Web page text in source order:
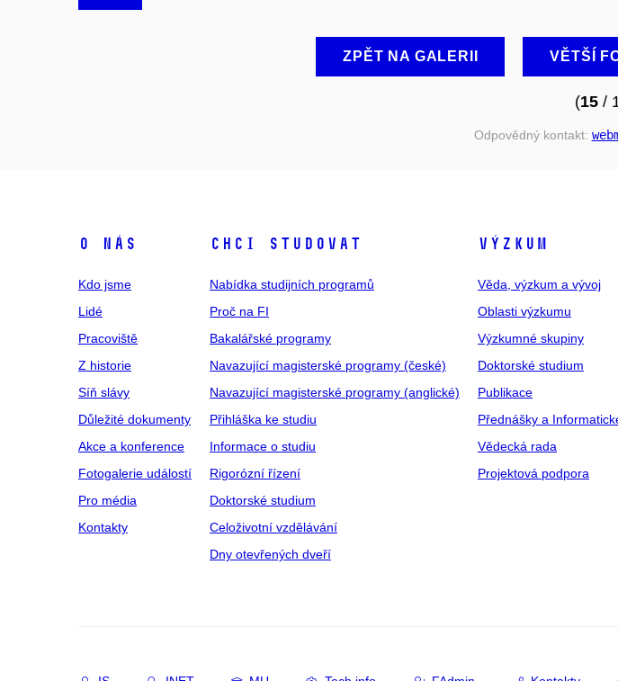
ZPĚT NA GALERII VĚTŠÍ
(15/
Odpovědný kontakt:
O NÁS
Kdo jsme
Lidé
Pracoviště
Z historie
Síň slávy
Důležité dokumenty
Akce a konference
Fotogalerie událostí
Pro média
Kontakty
CHCI STUDOVAT
Nabídka studijních programů
Proč na FI
Bakalářské programy
Navazující magisterské programy (české)
Navazující magisterské programy (anglické)
Přihláška ke studiu
Informace o studiu
Rigorózní řízení
Doktorské studium
Celoživotní vzdělávání
Dny otevřených dveří
VÝZKUM
Věda, výzkum a vývoj
Oblasti výzkumu
Výzkumné skupiny
Doktorské studium
Publikace
Přednášky a
Vědecká rada
Projektová podpora